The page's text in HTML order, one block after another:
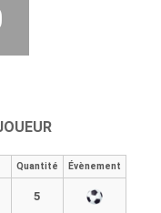
Quantité Évènement
5